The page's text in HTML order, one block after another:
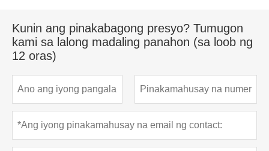
Kunin ang pinakabagong presyo? Tumugon
kami sa lalong madaling panahon (sa loob ng
12 oras)